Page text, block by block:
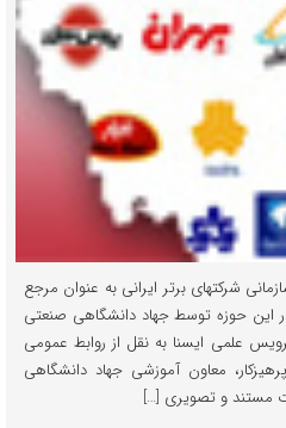
شرکتهای برتر ایرانی به عنوان مرجع
حوزه توسط جهاد دانشگاهی صنعتی
علمی ایسنا به نقل از روابط عمومی
معاون آموزشی جهاد دانشگاهی
مستند و تصویری […]